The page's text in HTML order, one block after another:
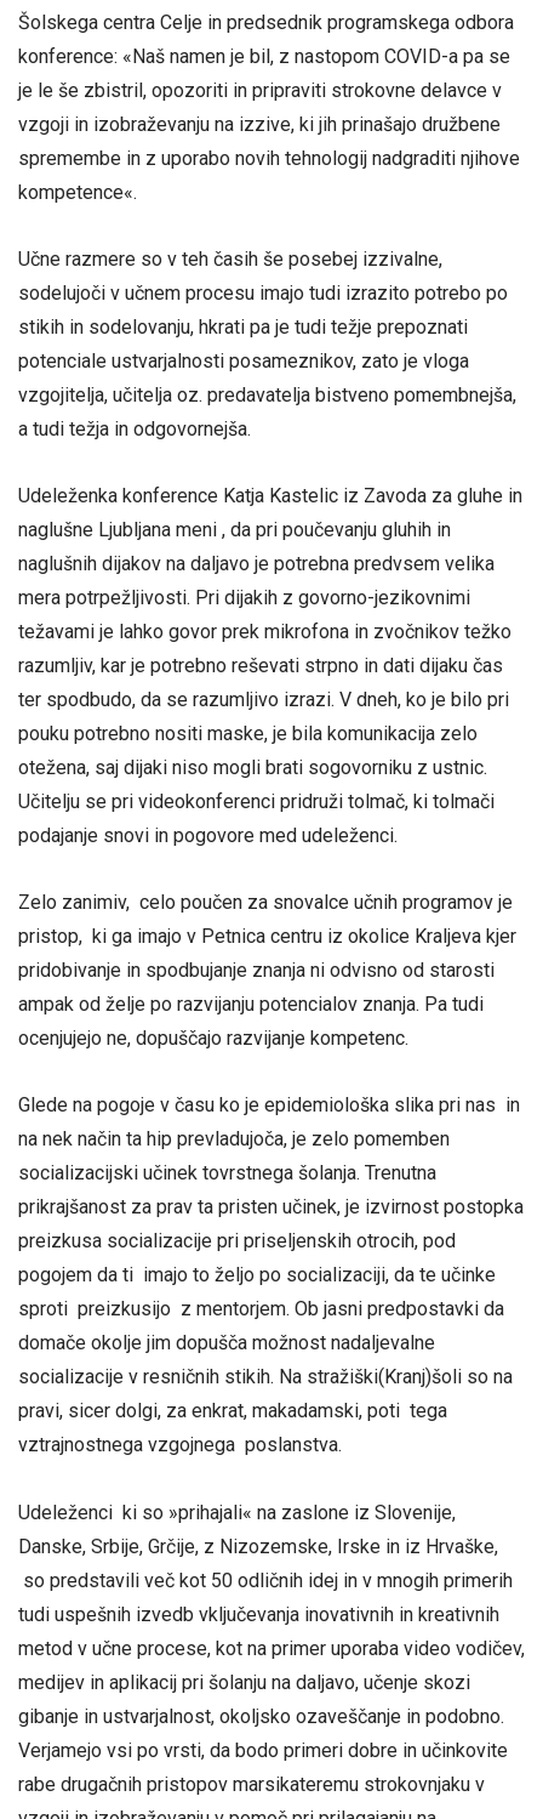
Šolskega centra Celje in predsednik programskega odbora
konference: «Naš namen je bil, z nastopom COVID-a pa se
je le še zbistril, opozoriti in pripraviti strokovne delavce v
vzgoji in izobraževanju na izzive, ki jih prinašajo družbene
spremembe in z uporabo novih tehnologij nadgraditi njihove
kompetence«.
Učne razmere so v teh časih še posebej izzivalne,
sodelujoči v učnem procesu imajo tudi izrazito potrebo po
stikih in sodelovanju, hkrati pa je tudi težje prepoznati
potenciale ustvarjalnosti posameznikov, zato je vloga
vzgojitelja, učitelja oz. predavatelja bistveno pomembnejša,
a tudi težja in odgovornejša.
Udeleženka konference Katja Kastelic iz Zavoda za gluhe in
naglušne Ljubljana meni , da pri poučevanju gluhih in
naglušnih dijakov na daljavo je potrebna predvsem velika
mera potrpežljivosti. Pri dijakih z govorno-jezikovnimi
težavami je lahko govor prek mikrofona in zvočnikov težko
razumljiv, kar je potrebno reševati strpno in dati dijaku čas
ter spodbudo, da se razumljivo izrazi. V dneh, ko je bilo pri
pouku potrebno nositi maske, je bila komunikacija zelo
otežena, saj dijaki niso mogli brati sogovorniku z ustnic.
Učitelju se pri videokonferenci pridruži tolmač, ki tolmači
podajanje snovi in pogovore med udeleženci.
Zelo zanimiv, celo poučen za snovalce učnih programov je
pristop, ki ga imajo v Petnica centru iz okolice Kraljeva kjer
pridobivanje in spodbujanje znanja ni odvisno od starosti
ampak od želje po razvijanju potencialov znanja. Pa tudi
ocenjujejo ne, dopuščajo razvijanje kompetenc.
Glede na pogoje v času ko je epidemiološka slika pri nas in
na nek način ta hip prevladujoča, je zelo pomemben
socializacijski učinek tovrstnega šolanja. Trenutna
prikrajšanost za prav ta pristen učinek, je izvirnost postopka
preizkusa socializacije pri priseljenskih otrocih, pod
pogojem da ti imajo to željo po socializaciji, da te učinke
sproti preizkusijo z mentorjem. Ob jasni predpostavki da
domače okolje jim dopušča možnost nadaljevalne
socializacije v resničnih stikih. Na stražiški(Kranj)šoli so na
pravi, sicer dolgi, za enkrat, makadamski, poti tega
vztrajnostnega vzgojnega poslanstva.
Udeleženci ki so »prihajali« na zaslone iz Slovenije,
Danske, Srbije, Grčije, z Nizozemske, Irske in iz Hrvaške,
so predstavili več kot 50 odličnih idej in v mnogih primerih
tudi uspešnih izvedb vključevanja inovativnih in kreativnih
metod v učne procese, kot na primer uporaba video vodičev,
medijev in aplikacij pri šolanju na daljavo, učenje skozi
gibanje in ustvarjalnost, okoljsko ozaveščanje in podobno.
Verjamejo vsi po vrsti, da bodo primeri dobre in učinkovite
rabe drugačnih pristopov marsikateremu strokovnjaku v